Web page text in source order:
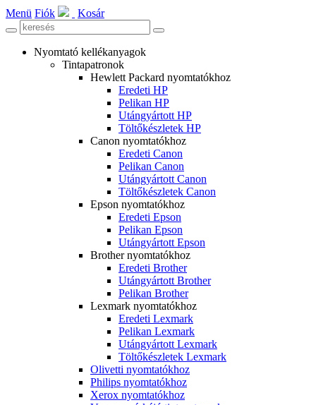
Menü Fiók Kosár
Nyomtató kellékanyagok
Tintapatronok
Hewlett Packard nyomtatókhoz
Eredeti HP
Pelikan HP
Utángyártott HP
Töltőkészletek HP
Canon nyomtatókhoz
Eredeti Canon
Pelikan Canon
Utángyártott Canon
Töltőkészletek Canon
Epson nyomtatókhoz
Eredeti Epson
Pelikan Epson
Utángyártott Epson
Brother nyomtatókhoz
Eredeti Brother
Utángyártott Brother
Pelikan Brother
Lexmark nyomtatókhoz
Eredeti Lexmark
Pelikan Lexmark
Utángyártott Lexmark
Töltőkészletek Lexmark
Olivetti nyomtatókhoz
Philips nyomtatókhoz
Xerox nyomtatókhoz